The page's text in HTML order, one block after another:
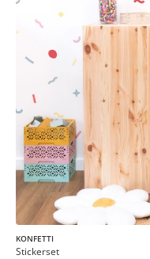
KONFETTI
Stickerset